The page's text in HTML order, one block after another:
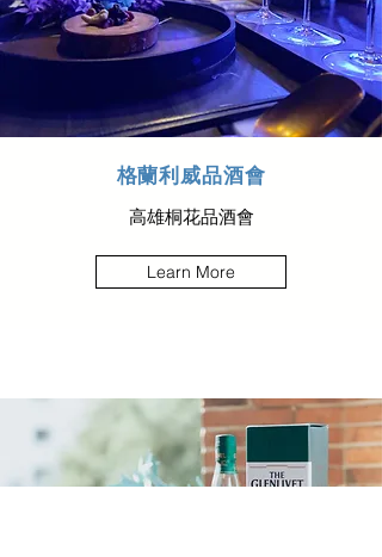
格蘭利威品酒會
高雄桐花品酒會
Learn More